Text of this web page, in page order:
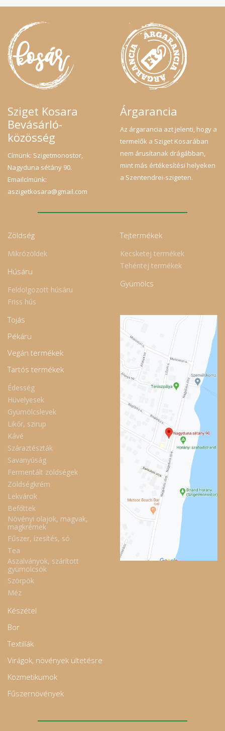
Sziget Kosara
Bevásárló-
közösség
Címünk: Szigetmonostor,
Nagyduna sétány 90.
Emailcímünk:
aszigetkosara@gmail.com
Árgarancia
Az árgarancia azt jelenti, hogy a
termelők a Sziget Kosarában
nem árusítanak drágábban,
mint más értékesítési helyeken
a Szentendrei-szigeten.
Zöldség
Mikrózöldek
Húsáru
Feldolgozott húsáru
Friss hús
Tejtermékek
Kecsketej termékek
Tehéntej termékek
Gyümölcs
Tojás
Pékáru
Vegán termékek
Tartós termékek
Édesség
Hüvelyesek
Gyümölcslevek
Likőr, szirup
Kávé
Száraztészták
Savanyúság
Fermentált zöldségek
Zöldségkrém
Lekvárok
Befőttek
Növényi olajok, magvak,
magkrémek
Fűszer, ízesítés, só
Tea
Aszalványok, szárított
gyümölcsök
Szörpök
Méz
Készétel
Bor
Textilíák
Virágok, növények ültetésre
Kozmetikumok
Fűszernövények